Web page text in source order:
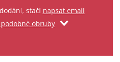
stačí napsat email
obruby